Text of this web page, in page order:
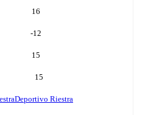
16
-12
15
15
Deportivo Riestra